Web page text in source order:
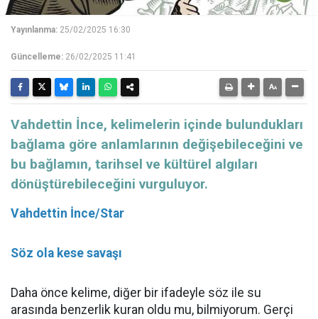
Yayınlanma: 25/02/2025 16:30
Güncelleme: 26/02/2025 11:41
Vahdettin İnce, kelimelerin içinde bulundukları
bağlama göre anlamlarının değişebileceğini ve
bu bağlamın, tarihsel ve kültürel algıları
dönüştürebileceğini vurguluyor.
Vahdettin İnce/Star
Söz ola kese savaşı
Daha önce kelime, diğer bir ifadeyle söz ile su
arasında benzerlik kuran oldu mu, bilmiyorum. Gerçi